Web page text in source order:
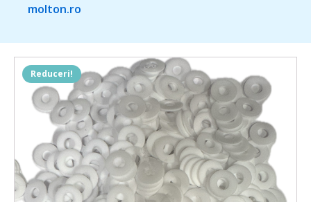
molton.ro
Reduceri!